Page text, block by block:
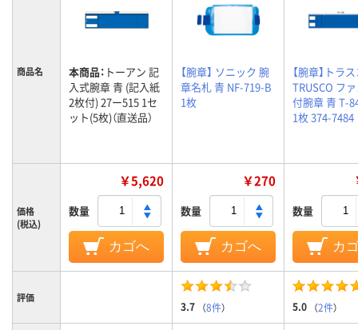
商品名 本商品： トーアン 記
入式腕章 青 (記入紙
2枚付) 27ー515 1セ
ット(5枚)（直送品）
【腕章】 ソニック 腕
章名札 青 NF-719-B
1枚
【腕章】トラ
TRUSCO フ
付腕章 青 T-
1枚 374-7484
価格
(税込)
￥5,620
数量
カゴへ
￥270
数量
カゴへ
数量
カ
評価
3.7 （8件） 5.0 （2件）